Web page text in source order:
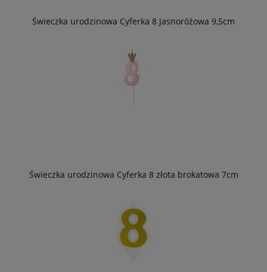
Świeczka urodzinowa Cyferka 8 jasnoróżowa 9,5cm
Świeczka urodzinowa Cyferka 8 złota brokatowa 7cm